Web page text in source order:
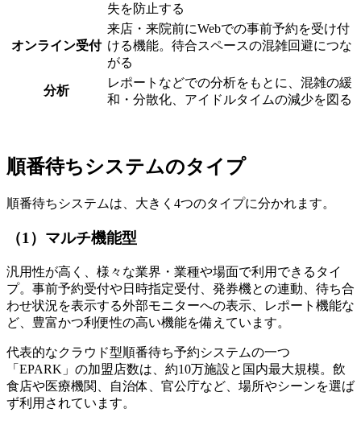
失を防止する
オンライン受付
来店・来院前にWebでの事前予約を受け付
ける機能。待合スペースの混雑回避につな
がる
分析
レポートなどでの分析をもとに、混雑の緩
和・分散化、アイドルタイムの減少を図る
順番待ちシステムのタイプ
順番待ちシステムは、大きく4つのタイプに分かれます。
（1）マルチ機能型
汎用性が高く、様々な業界・業種や場面で利用できるタイ
プ。事前予約受付や日時指定受付、発券機との連動、待ち合
わせ状況を表示する外部モニターへの表示、レポート機能な
ど、豊富かつ利便性の高い機能を備えています。
代表的なクラウド型順番待ち予約システムの一つ
「EPARK」の加盟店数は、約10万施設と国内最大規模。飲
食店や医療機関、自治体、官公庁など、場所やシーンを選ば
ず利用されています。